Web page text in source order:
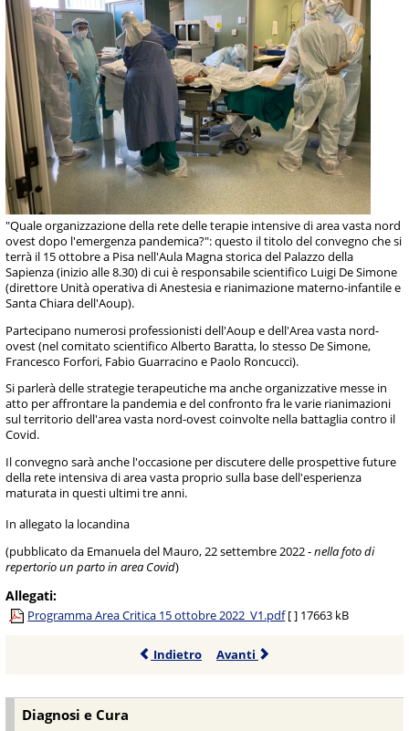
"Quale organizzazione della rete delle terapie intensive di area vasta nord
ovest dopo l'emergenza pandemica?": questo il titolo del convegno che si
terrà il 15 ottobre a Pisa nell'Aula Magna storica del Palazzo della
Sapienza (inizio alle 8.30) di cui è responsabile scientifico Luigi De Simone
(direttore Unità operativa di Anestesia e rianimazione materno-infantile e
Santa Chiara dell'Aoup).
Partecipano numerosi professionisti dell'Aoup e dell'Area vasta nord-
ovest (nel comitato scientifico Alberto Baratta, lo stesso De Simone,
Francesco Forfori, Fabio Guarracino e Paolo Roncucci).
Si parlerà delle strategie terapeutiche ma anche organizzative messe in
atto per affrontare la pandemia e del confronto fra le varie rianimazioni
sul territorio dell'area vasta nord-ovest coinvolte nella battaglia contro il
Covid.
Il convegno sarà anche l'occasione per discutere delle prospettive future
della rete intensiva di area vasta proprio sulla base dell'esperienza
maturata in questi ultimi tre anni.
In allegato la locandina
(pubblicato da Emanuela del Mauro, 22 settembre 2022 -nella foto di
repertorio un parto in area Covid)
Allegati:
Programma Area Critica 15 ottobre 2022_V1.pdf [ ] 17663 kB
Indietro Avanti
Diagnosi e Cura